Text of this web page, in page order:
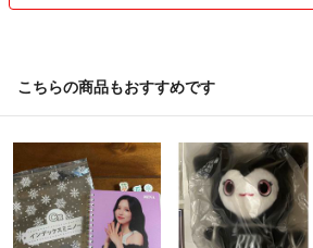
こちらの商品もおすすめです